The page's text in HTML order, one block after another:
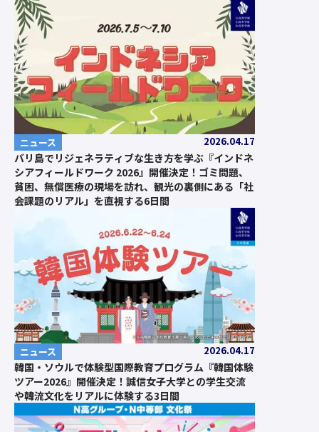
ニュース 2026.04.17
バリ島でリジェネラティブな生き方を学ぶ『インドネ
シアフィールドワーク 2026』開催決定！ゴミ問題、
貧困、無償医療の現場を訪れ、観光の裏側にある「社
会課題のリアル」を直視する6日間
ニュース 2026.04.17
韓国・ソウルで体験型国際教育プログラム『韓国体験
ツアー2026』開催決定！誠信女子大学との学生交流
や韓流文化をリアルに体験する3日間